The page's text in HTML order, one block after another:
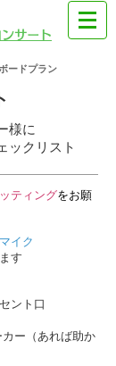
サート
ードプラン
様に
ックリスト
ティングをお願
イク
す
ント口
ー（あれば助か